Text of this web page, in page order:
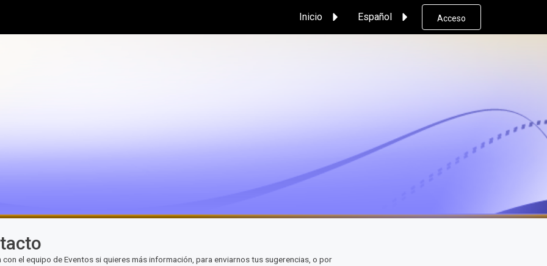
Inicio Español Acceso
con el equipo de Eventos si quieres más información, para enviarnos tus sugerencias, o por